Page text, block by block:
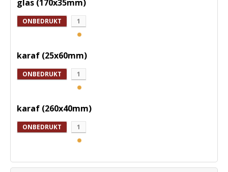
glas (170x35mm)
ONBEDRUKT 1
karaf (25x60mm)
ONBEDRUKT 1
karaf (260x40mm)
ONBEDRUKT 1